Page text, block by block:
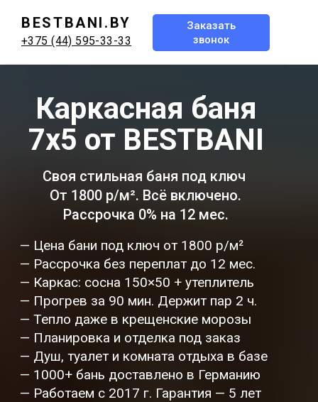
+375 (44) 595-33-33
Заказать
звонок
BESTBANI.BY
Своя стильная баня под ключ
От 1800 р/м². Всё включено.
Рассрочка 0% на 12 мес.
— Цена бани под ключ от 1800 р/м²
— Рассрочка без переплат до 12 мес.
— Каркас: сосна 150×50 + утеплитель
— Прогрев за 90 мин. Держит пар 2 ч.
— Тепло даже в крещенские морозы
— Планировка и отделка под заказ
— Душ, туалет и комната отдыха в базе
— 1000+ бань доставлено в Германию
— Работаем с 2017 г. Гарантия — 5 лет
Каркасная баня
7x5 от BESTBANI